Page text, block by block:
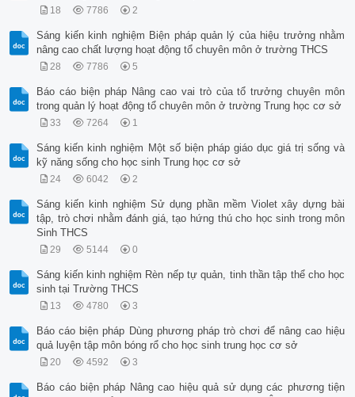
18 7786 2
Sáng kiến kinh nghiệm Biện pháp quản lý của hiệu trưởng nhằm
nâng cao chất lượng hoạt động tổ chuyên môn ở trường THCS
28 7786 5
Báo cáo biện pháp Nâng cao vai trò của tổ trưởng chuyên môn
trong quản lý hoạt động tổ chuyên môn ở trường Trung học cơ sở
33 7264 1
Sáng kiến kinh nghiệm Một số biện pháp giáo dục giá trị sống và
kỹ năng sống cho học sinh Trung học cơ sở
24 6042 2
Sáng kiến kinh nghiệm Sử dụng phần mềm Violet xây dựng bài
tập, trò chơi nhằm đánh giá, tạo hứng thú cho học sinh trong môn
Sinh THCS
29 5144 0
Sáng kiến kinh nghiệm Rèn nếp tự quản, tinh thần tập thể cho học
sinh tại Trường THCS
13 4780 3
Báo cáo biện pháp Dùng phương pháp trò chơi để nâng cao hiệu
quả luyện tập môn bóng rổ cho học sinh trung học cơ sở
20 4592 3
Báo cáo biện pháp Nâng cao hiệu quả sử dụng các phương tiện